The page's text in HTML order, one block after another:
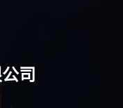
司